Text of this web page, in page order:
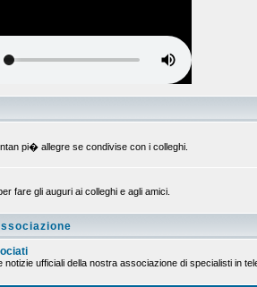
pi� allegre se condivise con i colleghi.
fare gli auguri ai colleghi e agli amici.
notizie ufficiali della nostra associazione di specialisti in